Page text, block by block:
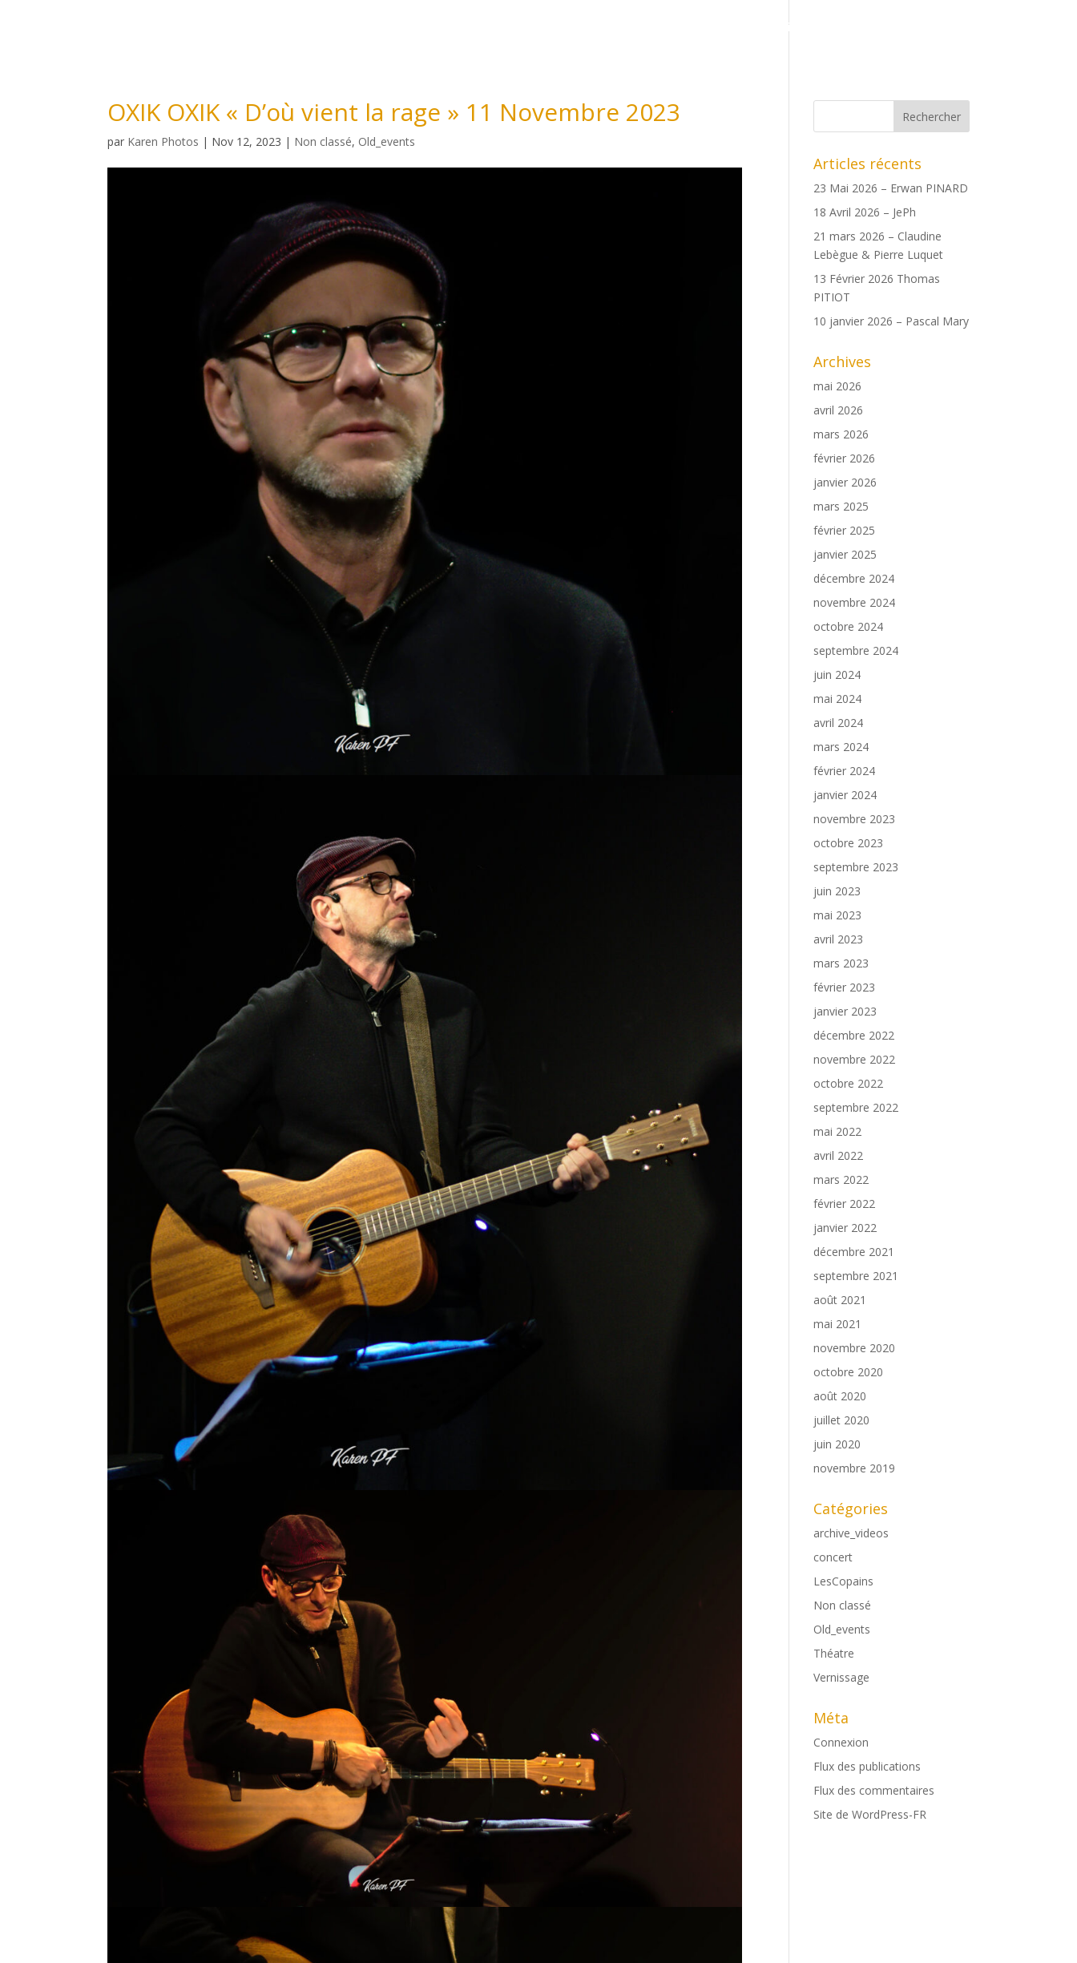
Boutique
OXIK OXIK « D’où vient la rage » 11 Novembre 2023
par Karen Photos | Nov 12, 2023 | Non classé, Old_events
Articles récents
23 Mai 2026 – Erwan PINARD
18 Avril 2026 – JePh
21 mars 2026 – Claudine
Lebègue & Pierre Luquet
13 Février 2026 Thomas
PITIOT
10 janvier 2026 – Pascal Mary
Archives
mai 2026
avril 2026
mars 2026
février 2026
janvier 2026
mars 2025
février 2025
janvier 2025
décembre 2024
novembre 2024
octobre 2024
septembre 2024
juin 2024
mai 2024
avril 2024
mars 2024
février 2024
janvier 2024
novembre 2023
octobre 2023
septembre 2023
juin 2023
mai 2023
avril 2023
mars 2023
février 2023
janvier 2023
décembre 2022
novembre 2022
octobre 2022
septembre 2022
mai 2022
avril 2022
mars 2022
février 2022
janvier 2022
décembre 2021
septembre 2021
août 2021
mai 2021
novembre 2020
octobre 2020
août 2020
juillet 2020
juin 2020
novembre 2019
Catégories
archive_videos
concert
LesCopains
Non classé
Old_events
Théatre
Vernissage
Méta
Connexion
Flux des publications
Flux des commentaires
Site de WordPress-FR